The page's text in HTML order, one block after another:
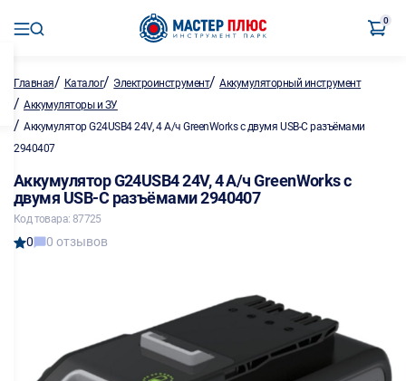
0
Главная/ Каталог/ Электроинструмент/Аккумуляторный инструмент
/ Аккумуляторы и ЗУ
/ Аккумулятор G24USB4 24V, 4 А/ч GreenWorks с двумя USB-C разъёмами
2940407
Аккумулятор G24USB4 24V, 4 А/ч GreenWorks с
двумя USB-C разъёмами 2940407
Код товара: 87725
0 0 отзывов